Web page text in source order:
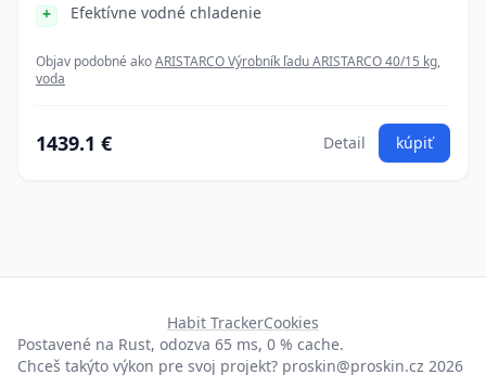
Efektívne vodné chladenie
Objav podobné akoARISTARCO Výrobník ľadu ARISTARCO 40/15 kg,
voda
1439.1 € Detail kúpiť
Habit TrackerCookies
Postavené na Rust, odozva 65 ms, 0 % cache.
Chceš takýto výkon pre svoj projekt? proskin@proskin.cz 2026